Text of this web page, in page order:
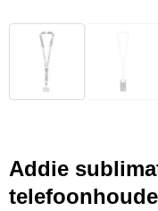
Addie